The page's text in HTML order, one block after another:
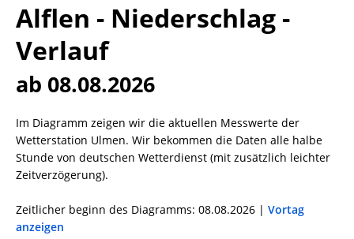
Alflen - Niederschlag -
Verlauf
ab 08.08.2026
Im Diagramm zeigen wir die aktuellen Messwerte der
Wetterstation Ulmen. Wir bekommen die Daten alle halbe
Stunde von deutschen Wetterdienst (mit zusätzlich leichter
Zeitverzögerung).
Zeitlicher beginn des Diagramms: 08.08.2026 | Vortag
anzeigen